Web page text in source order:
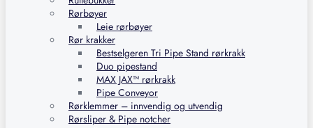
Rørbøyer
Leie rørbøyer
Rør krakker
Bestselgeren Tri Pipe Stand rørkrakk
Duo pipestand
MAX JAX™ rørkrakk
Pipe Conveyor
Rørklemmer – innvendig og utvendig
Rørsliper & Pipe notcher